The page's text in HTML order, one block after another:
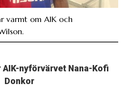
varmt om AIK och
AIK-nyförvärvet Nana-Kofi
Donkor